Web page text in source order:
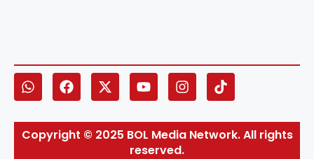
Copyright © 2025 BOL Media Network. All rights
reserved.